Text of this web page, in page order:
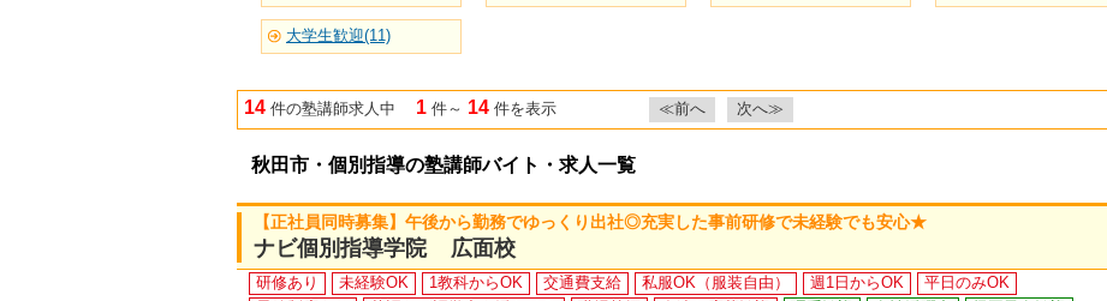
大学生歓迎(11)
14 件の塾講師求人中 1 件～ 14 件を表示 ≪前へ 次へ≫
秋田市・個別指導の塾講師バイト・求人一覧
【正社員同時募集】午後から勤務でゆっくり出社◎充実した事前研修で未経験でも安心★
ナビ個別指導学院 広面校
研修あり 未経験OK 1教科からOK 交通費支給 私服OK（服装自由） 週1日からOK
平日のみOK